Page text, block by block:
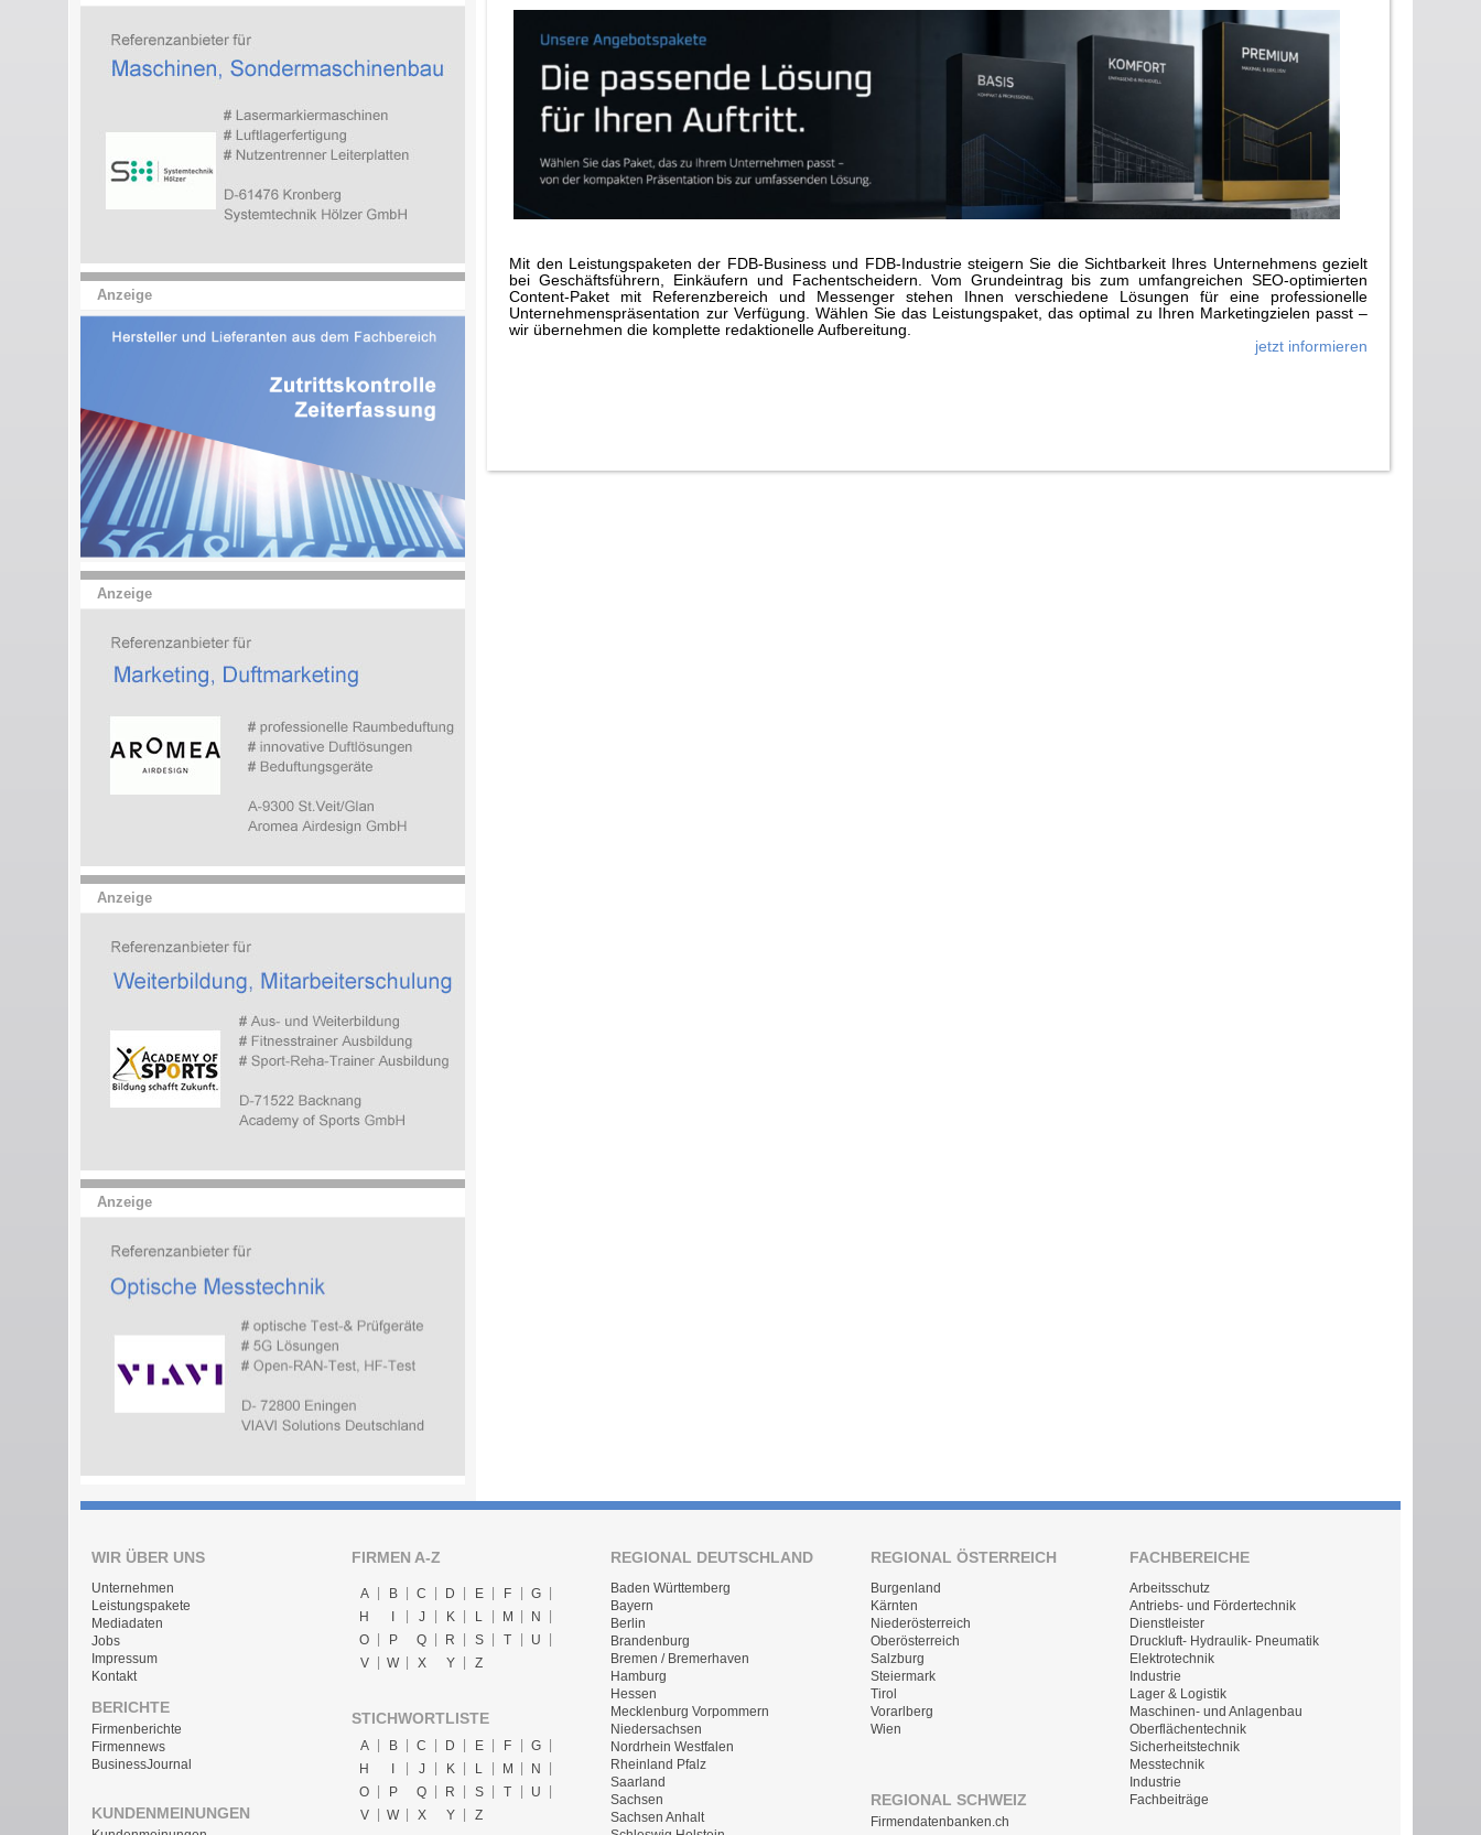
Anzeige
Anzeige
Anzeige
Anzeige
Mit den Leistungspaketen der FDB-Business und FDB-Industrie steigern Sie die Sichtbarkeit Ihres Unternehmens gezielt
bei Geschäftsführern, Einkäufern und Fachentscheidern. Vom Grundeintrag bis zum umfangreichen SEO-optimierten
Content-Paket mit Referenzbereich und Messenger stehen Ihnen verschiedene Lösungen für eine professionelle
Unternehmenspräsentation zur Verfügung. Wählen Sie das Leistungspaket, das optimal zu Ihren Marketingzielen passt –
wir übernehmen die komplette redaktionelle Aufbereitung.
jetzt informieren
WIR ÜBER UNS
Unternehmen
Leistungspakete
Mediadaten
Jobs
Impressum
Kontakt
BERICHTE
Firmenberichte
Firmennews
BusinessJournal
KUNDENMEINUNGEN
FIRMEN A-Z
A B C D E F
G
H
I J K L M
N
O
P Q R S T
U
V
W X Y Z
STICHWORTLISTE
A B C D E F
G
H
J K L M
N
O
P Q R S T
U
V
W X Y Z
REGIONAL DEUTSCHLAND
Baden Württemberg
Bayern
Berlin
Brandenburg
Bremen / Bremerhaven
Hamburg
Hessen
Mecklenburg Vorpommern
Niedersachsen
Nordrhein Westfalen
Rheinland Pfalz
Saarland
Sachsen
Sachsen Anhalt
REGIONAL ÖSTERREICH
Burgenland
Kärnten
Niederösterreich
Oberösterreich
Salzburg
Steiermark
Tirol
Vorarlberg
Wien
REGIONAL SCHWEIZ
Firmendatenbanken.ch
FACHBEREICHE
Arbeitsschutz
Antriebs- und Fördertechnik
Dienstleister
Druckluft- Hydraulik- Pneumatik
Elektrotechnik
Industrie
Lager & Logistik
Maschinen- und Anlagenbau
Oberflächentechnik
Sicherheitstechnik
Messtechnik
Industrie
Fachbeiträge